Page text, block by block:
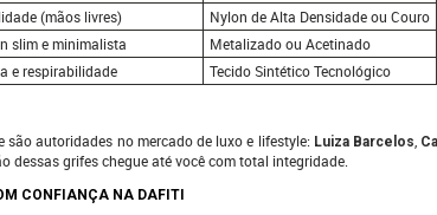
(mãos livres)
Nylon de Alta Densidade ou Couro
slim e minimalista
Metalizado ou Acetinado
e respirabilidade Tecido Sintético Tecnológico
autoridades no mercado de luxo e lifestyle: Luiza Barcelos
dessas grifes chegue até você com total integridade.
CONFIANÇA NA DAFITI